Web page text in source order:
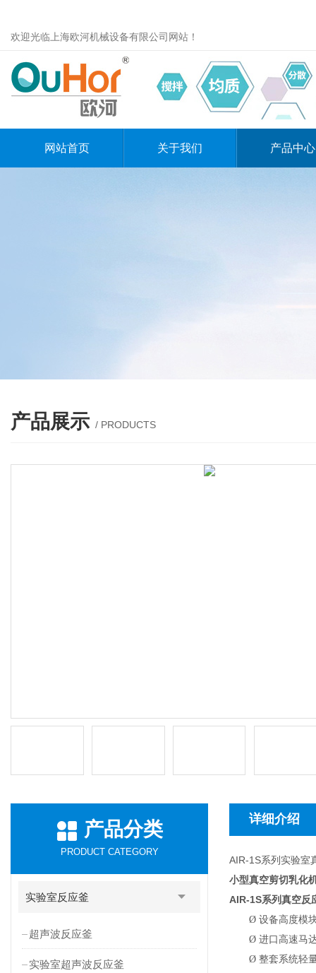
欢迎光临上海欧河机械设备有限公司网站！
网站首页 关于我们 产品中心
产品展示 / PRODUCTS
产品分类
PRODUCT CATEGORY
实验室反应釜
超声波反应釜
实验室超声波反应釜
详细介绍
AIR-1S系列实验室
小型真空剪切乳化
AIR-1S系列真空反
Ø 设备高度模
Ø 进口高速马
Ø 整套系统轻